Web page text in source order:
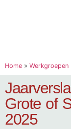
Home » Werkgroepen
Grote of
2025